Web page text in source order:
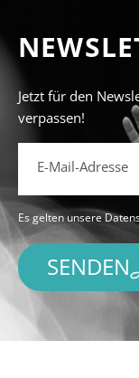
Jetzt für den
verpassen!
E-Mail-Adresse
Es gelten unsere
SENDEN